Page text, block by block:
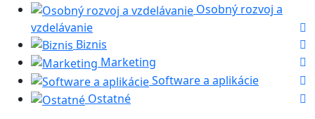
Osobný rozvoj a
vzdelávanie
Biznis
Marketing
Software a aplikácie
Ostatné